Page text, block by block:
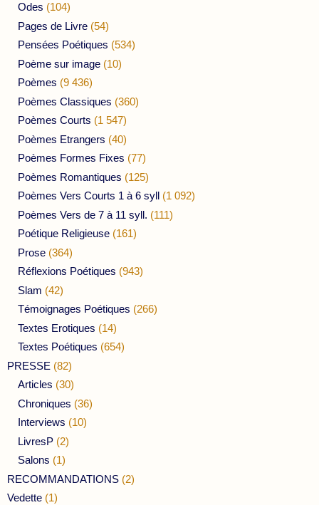
Odes (104)
Pages de Livre (54)
Pensées Poétiques (534)
Poème sur image (10)
Poèmes (9 436)
Poèmes Classiques (360)
Poèmes Courts (1 547)
Poèmes Etrangers (40)
Poèmes Formes Fixes (77)
Poèmes Romantiques (125)
Poèmes Vers Courts 1 à 6 syll (1 092)
Poèmes Vers de 7 à 11 syll. (111)
Poétique Religieuse (161)
Prose (364)
Réflexions Poétiques (943)
Slam (42)
Témoignages Poétiques (266)
Textes Erotiques (14)
Textes Poétiques (654)
PRESSE (82)
Articles (30)
Chroniques (36)
Interviews (10)
LivresP (2)
Salons (1)
RECOMMANDATIONS (2)
Vedette (1)